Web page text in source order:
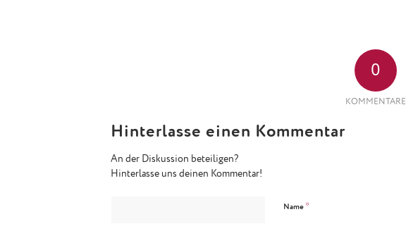
0
KOMMENTARE
Hinterlasse einen Kommentar
An der Diskussion beteiligen?
Hinterlasse uns deinen Kommentar!
Name *